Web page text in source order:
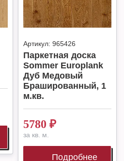
Артикул: 965426
Паркетная доска
Sommer Europlank
Дуб Медовый
Брашированный, 1
м.кв.
5780 ₽
за кв. м.
Подробнее